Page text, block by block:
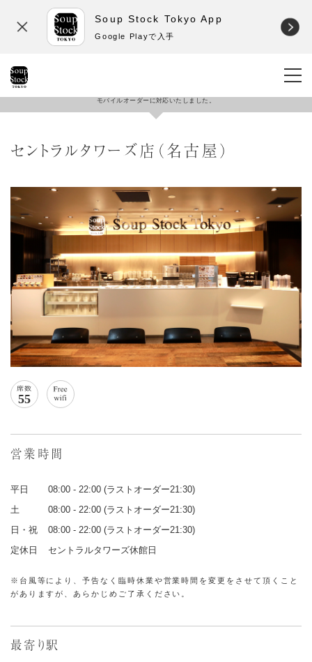
Soup Stock Tokyo App
Google Playで入手
モバイルオーダーに対応いたしました。
セントラルタワーズ店（名古屋）
営業時間
曜日 営業時間
平日
08:00 - 22:00 (ラストオーダー21:30)
土
08:00 - 22:00 (ラストオーダー21:30)
日・祝
08:00 - 22:00 (ラストオーダー21:30)
定休日
セントラルタワーズ休館日
※台風等により、予告なく臨時休業や営業時間を変更をさせて頂くこと
がありますが、あらかじめご了承ください。
最寄り駅